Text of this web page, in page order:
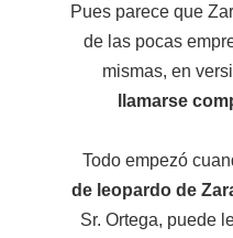
Pues parece que
de las pocas
mismas, en
llamarse
Todo empezó
de leopardo de
Sr. Ortega, puede